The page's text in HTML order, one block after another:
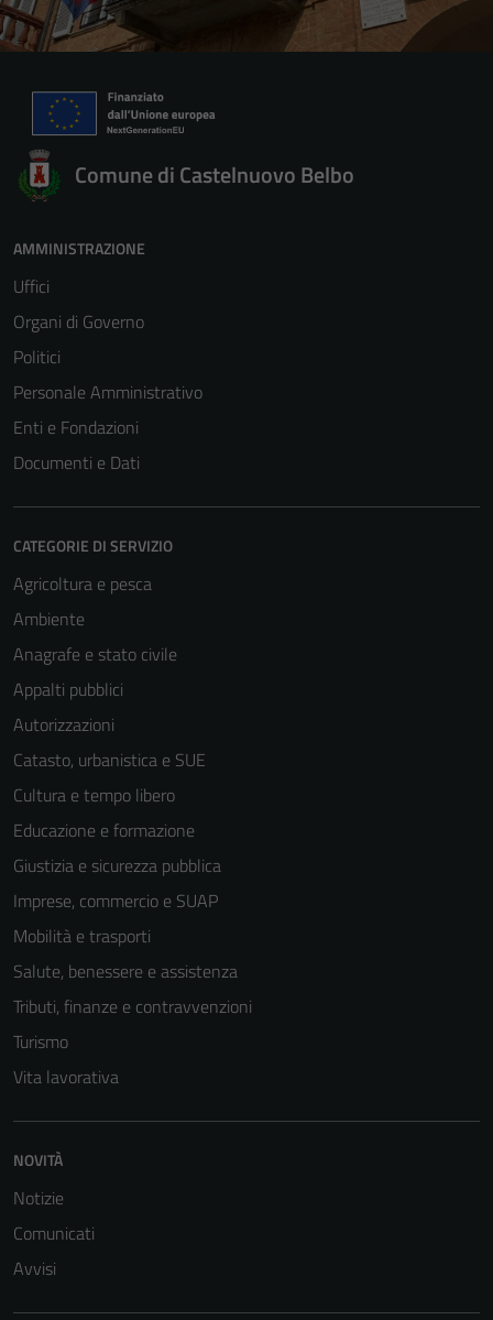
Comune di Castelnuovo Belbo
AMMINISTRAZIONE
Uffici
Organi di Governo
Politici
Personale Amministrativo
Enti e Fondazioni
Documenti e Dati
CATEGORIE DI SERVIZIO
Agricoltura e pesca
Ambiente
Anagrafe e stato civile
Appalti pubblici
Autorizzazioni
Catasto, urbanistica e SUE
Cultura e tempo libero
Educazione e formazione
Giustizia e sicurezza pubblica
Imprese, commercio e SUAP
Mobilità e trasporti
Salute, benessere e assistenza
Tributi, finanze e contravvenzioni
Turismo
Vita lavorativa
NOVITÀ
Notizie
Comunicati
Avvisi